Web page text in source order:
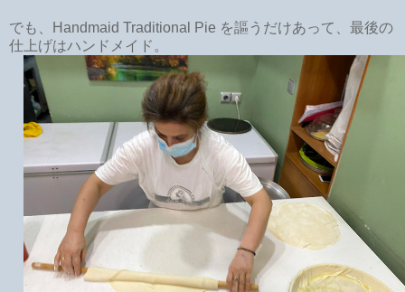
でも、Handmaid Traditional Pie を謳うだけあって、最後の
仕上げはハンドメイド。